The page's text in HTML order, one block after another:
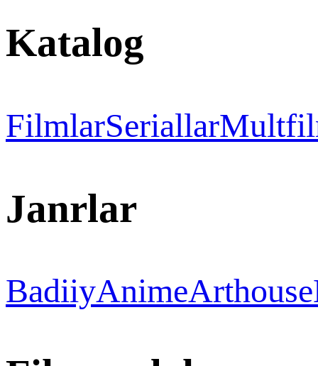
Katalog
FilmlarSeriallar
Janrlar
BadiiyAnimeArthouse